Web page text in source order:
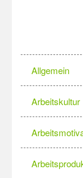
Allgemein
Arbeitskultur